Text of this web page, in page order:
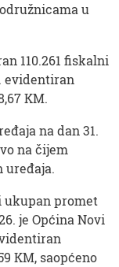
u
110.261 fiskalni
evidentiran
KM.
na dan 31.
na čijem
uređaja.
ukupan promet
je Općina Novi
KM, saopćeno